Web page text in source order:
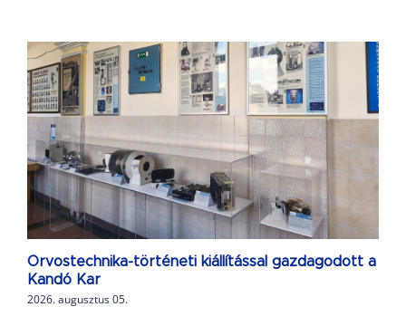
Orvostechnika-történeti kiállítással gazdagodott a
Kandó Kar
2026. augusztus 05.